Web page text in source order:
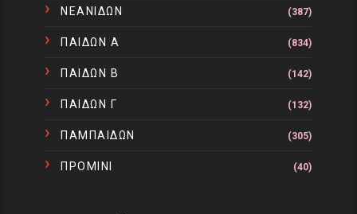
ΝΕΑΝΙΔΩΝ (387)
ΠΑΙΔΩΝ Α (834)
ΠΑΙΔΩΝ Β (142)
ΠΑΙΔΩΝ Γ (132)
ΠΑΜΠΑΙΔΩΝ (305)
ΠΡΟΜΙΝΙ (40)